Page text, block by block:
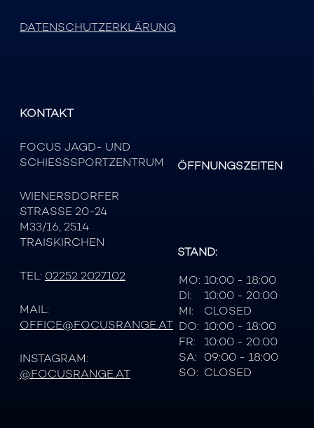
DATENSCHUTZERKLÄRUNG
KONTAKT
FOCUS JAGD- UND
SCHIESSSPORTZENTRUM
WIENERSDORFER
STRASSE 20-24
M33/16, 2514
TRAISKIRCHEN
TEL: 02252 2027102
MAIL:
OFFICE@FOCUSRANGE.AT
INSTAGRAM:
@FOCUSRANGE.AT
ÖFFNUNGSZEITEN
STAND:
MO: 10:00 - 18:00
DI:
10:00 - 20:00
MI:
CLOSED
DO: 10:00 - 18:00
FR:
10:00 - 20:00
SA: 09:00 - 18:00
SO: CLOSED